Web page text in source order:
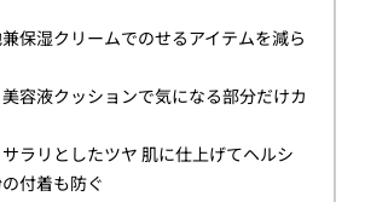
兼保湿クリームでのせるアイテムを減ら
美容液クッションで気になる部分だけカ
サラリとしたツヤ 肌に仕上げてヘルシ
付着も防ぐ